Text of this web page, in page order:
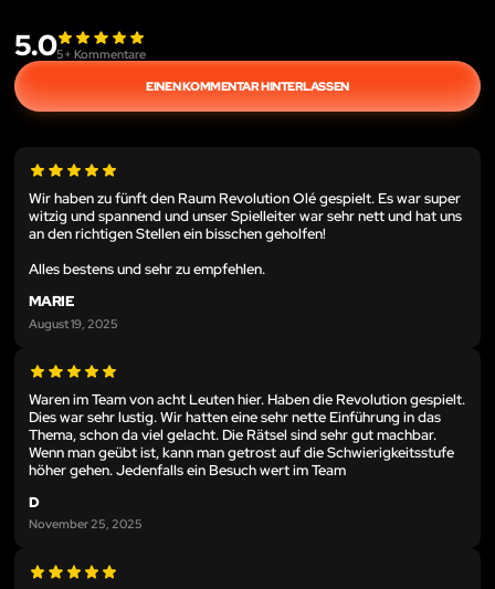
5.05+ Kommentare
EINEN KOMMENTAR HINTERLASSEN
Wir haben zu fünft den Raum Revolution Olé gespielt. Es war super
witzig und spannend und unser Spielleiter war sehr nett und hat uns
an den richtigen Stellen ein bisschen geholfen!
Alles bestens und sehr zu empfehlen.
MARIE
August 19, 2025
Waren im Team von acht Leuten hier. Haben die Revolution gespielt.
Dies war sehr lustig. Wir hatten eine sehr nette Einführung in das
Thema, schon da viel gelacht. Die Rätsel sind sehr gut machbar.
Wenn man geübt ist, kann man getrost auf die Schwierigkeitsstufe
höher gehen. Jedenfalls ein Besuch wert im Team
D
November 25, 2025